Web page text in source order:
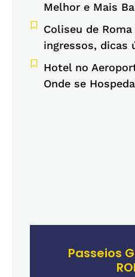
Melhor e Mais
Coliseu de Roma
ingressos, dicas
Hotel no
Onde se
Passeios